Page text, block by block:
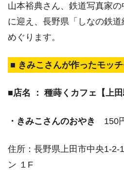
山本裕典さん、鉄道写真家
に迎え、長野県「しなの鉄
めぐります。
■ きみこさんが作ったモッ
■店名 ： 種蒔くカフェ【上田
・きみこさんのおやき 150
住所：長野県上田市中央1-2-
ン １F